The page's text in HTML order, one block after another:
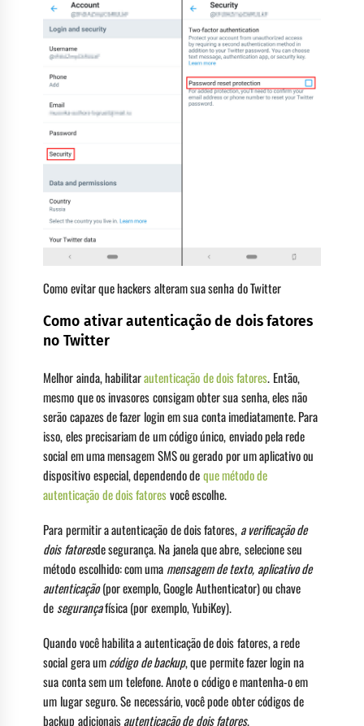
Como evitar que hackers alteram sua senha do Twitter
Como ativar autenticação de dois fatores
no Twitter
Melhor ainda, habilitarautenticação de dois fatores. Então,
mesmo que os invasores consigam obter sua senha, eles não
serão capazes de fazer login em sua conta imediatamente. Para
isso, eles precisariam de um código único, enviado pela rede
social em uma mensagem SMS ou gerado por um aplicativo ou
dispositivo especial, dependendo deque método de
autenticação de dois fatoresvocê escolhe.
Para permitir a autenticação de dois fatores,a verificação de
dois fatoresde segurança. Na janela que abre, selecione seu
método escolhido: com uma mensagem de texto,aplicativo de
autenticação(por exemplo, Google Authenticator) ou chave
de segurançafísica (por exemplo, YubiKey).
Quando você habilita a autenticação de dois fatores, a rede
social gera umcódigo de backup, que permite fazer login na
sua conta sem um telefone. Anote o código e mantenha-o em
um lugar seguro. Se necessário, você pode obter códigos de
backup adicionaisautenticação de dois fatores.